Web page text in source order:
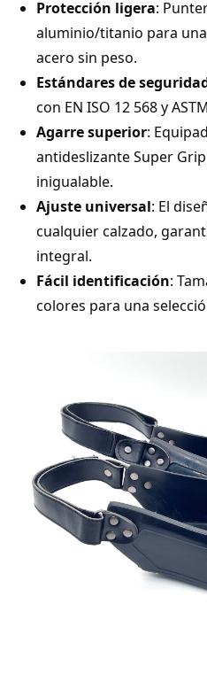
Protección ligera:
aluminio/titanio para
acero sin peso.
Estándares de
con EN ISO 12 568 y
Agarre superior:
antideslizante Super
inigualable.
Ajuste universal: El
cualquier calzado,
integral.
Fácil identificación:
colores para una